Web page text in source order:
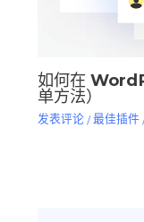
如何在
单方法）
发表评论 /最佳插件